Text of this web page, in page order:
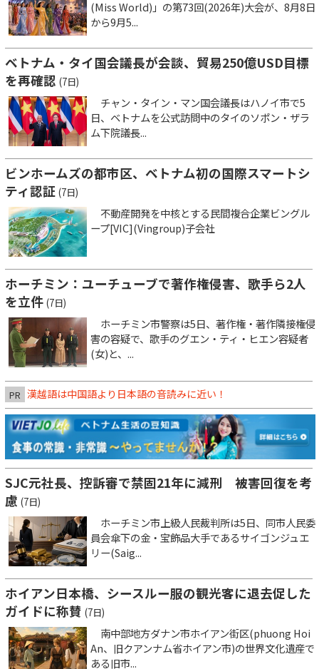
(Miss World)」の第73回(2026年)大会が、8月8日
から9月5...
ベトナム・タイ国会議長が会談、貿易250億USD目標
を再確認 (7日)
チャン・タイン・マン国会議長はハノイ市で5
日、ベトナムを公式訪問中のタイのソポン・ザラ
ム下院議長...
ビンホームズの都市区、ベトナム初の国際スマートシ
ティ認証 (7日)
不動産開発を中核とする民間複合企業ビングル
ープ[VIC](Vingroup)子会社
ホーチミン：ユーチューブで著作権侵害、歌手ら2人
を立件 (7日)
ホーチミン市警察は5日、著作権・著作隣接権侵
害の容疑で、歌手のグエン・ティ・ヒエン容疑者
(女)と、...
PR 漢越語は中国語より日本語の音読みに近い！
SJC元社長、控訴審で禁固21年に減刑 被害回復を考
慮 (7日)
ホーチミン市上級人民裁判所は5日、同市人民委
員会傘下の金・宝飾品大手であるサイゴンジュエ
リー(Saig...
ホイアン日本橋、シースルー服の観光客に退去促した
ガイドに称賛 (7日)
南中部地方ダナン市ホイアン街区(phuong Hoi
An、旧クアンナム省ホイアン市)の世界文化遺産で
ある旧市...